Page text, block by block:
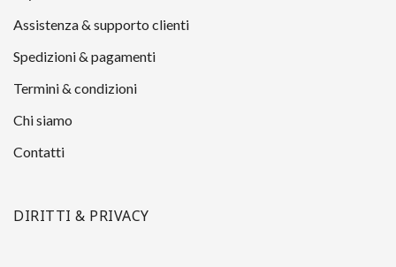
Assistenza & supporto clienti
Spedizioni & pagamenti
Termini & condizioni
Chi siamo
Contatti
DIRITTI & PRIVACY